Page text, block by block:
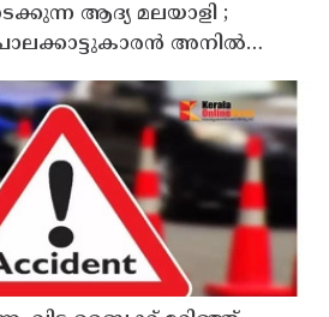
ആദ്യ മലയാളി ;
പാലക്കാട്ടുകാരൻ അനിൽ